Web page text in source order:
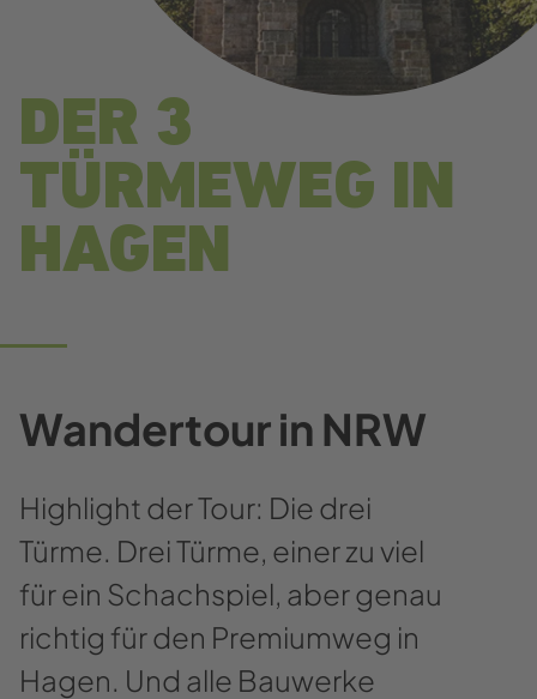
DER 3
TÜRMEWEG IN
HAGEN
Wandertour in NRW
Highlight der Tour: Die drei
Türme. Drei Türme, einer zu viel
für ein Schachspiel, aber genau
richtig für den Premiumweg in
Hagen. Und alle Bauwerke